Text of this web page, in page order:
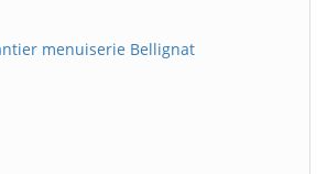
menuiserie Bellignat